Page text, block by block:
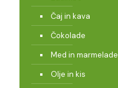
Čaj in kava
Čokolade
Med in marmelade
Olje in kis